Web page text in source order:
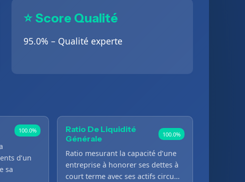
⭐ Score Qualité
95.0% – Qualité experte
100.0%
d’un
sa
Ratio De Liquidité
Générale
100.0%
Ratio mesurant la capacité d’une
entreprise à honorer ses dettes à
court terme avec ses actifs circu…